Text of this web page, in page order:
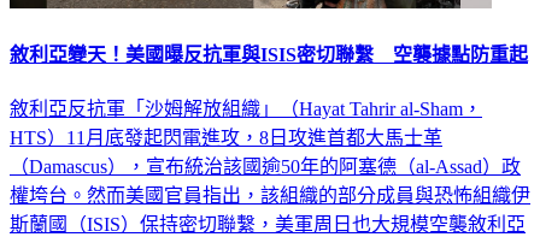
敘利亞變天！美國曝反抗軍與ISIS密切聯繫 空襲據點防重起
敘利亞反抗軍「沙姆解放組織」（Hayat Tahrir al-Sham，
HTS）11月底發起閃電進攻，8日攻進首都大馬士革
（Damascus），宣布統治該國逾50年的阿塞德（al-Assad）政
權垮台。然而美國官員指出，該組織的部分成員與恐怖組織伊
斯蘭國（ISIS）保持密切聯繫，美軍周日也大規模空襲敘利亞